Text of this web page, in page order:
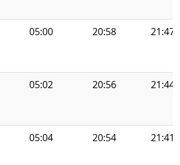
05:00 20:58 21:47
05:02 20:56 21:44
05:04 20:54 21:41